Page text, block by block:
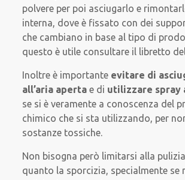
polvere per poi asciugarlo e
interna, dove è fissato con dei
che cambiano in base al tipo di
questo è utile consultare il libretto
Inoltre è importante evitare di
all’aria aperta e di utilizzare spray
se si è veramente a conoscenza del
chimico che si sta utilizzando, per
sostanze tossiche.
Non bisogna però limitarsi alla
quanto la sporcizia, specialmente se